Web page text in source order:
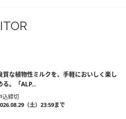
質な植物性ミルクを、手軽においしく楽し
る。「ALP...
込締切
（土）23:59まで